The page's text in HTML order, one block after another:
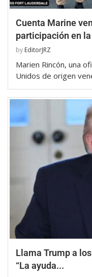
Cuenta Marine
participación en
by EditorJRZ
Marien Rincón, una
Unidos de origen
Llama Trump a
“La ayuda...